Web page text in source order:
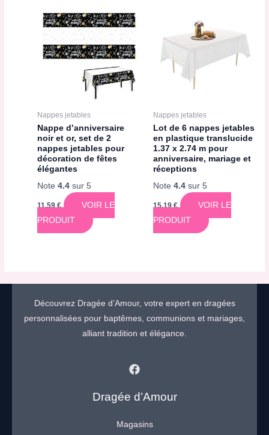
Nappes jetables
Nappe d’anniversaire
noir et or, set de 2
nappes jetables pour
décoration de fêtes
élégantes
Note4.4 sur 5
11,59€
VOIR LE
PRODUIT
Nappes jetables
Lot de 6 nappes jetables
en plastique translucide
1.37 x 2.74 m pour
anniversaire, mariage et
réceptions
Note 4.4sur 5
15,19 €
VOIR LE
PRODUIT
Découvrez Dragée d’Amour, votre expert en dragées
personnalisées pour baptêmes, communions et mariages,
alliant tradition et élégance.
Dragée d’Amour
Magasins